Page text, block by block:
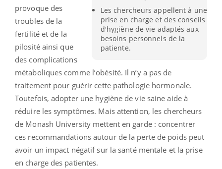
Les chercheurs appellent à une
prise en charge et des conseils
d'hygiène de vie adaptés aux
besoins personnels de la
patiente.
provoque des
troubles de la
fertilité et de la
pilosité ainsi que
des complications
métaboliques comme l’obésité. Il n’y a pas de
traitement pour guérir cette pathologie hormonale.
Toutefois, adopter une hygiène de vie saine aide à
réduire les symptômes. Mais attention, les chercheurs
de Monash University mettent en garde : concentrer
ces recommandations autour de la perte de poids peut
avoir un impact négatif sur la santé mentale et la prise
en charge des patientes.